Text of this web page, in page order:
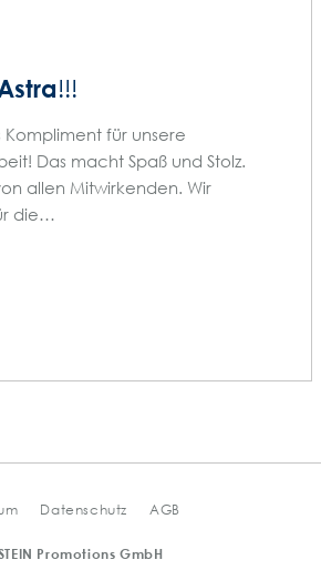
!!!
Kompliment für unsere
Das macht Spaß und Stolz.
allen Mitwirkenden. Wir
die…
Datenschutz AGB
Promotions GmbH